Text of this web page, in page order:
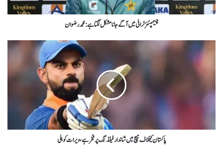
چیمپئنز ٹرافی میں آگے جانا مشکل لگتا ہے : محمد رضوان
پاکستان کیخلاف میچ میں شاندار فیلڈنگ پرفخرہے،ویرات کوہلی